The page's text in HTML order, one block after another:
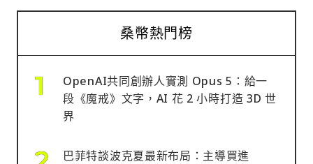
桑幣熱門榜
OpenAI共同創辦人實測 Opus 5：給一
段《魔戒》文字，AI 花 2 小時打造 3D 世
界
巴菲特談波克夏最新布局：主導買進